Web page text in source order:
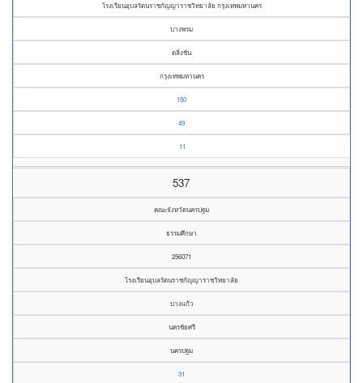
โรงเรียนอุบลรัตนราชกัญญาราชวิทยาลัย กรุงเทพมหานคร
บางพรม
ตลิ่งชัน
กรุงเทพมหานคร
150
49
11
537
คณะจังหวัดนครปฐม
ธรรมศึกษา
256071
โรงเรียนอุบลรัตนราชกัญญาราชวิทยาลัย
บางแก้ว
นครชัยศรี
นครปฐม
31